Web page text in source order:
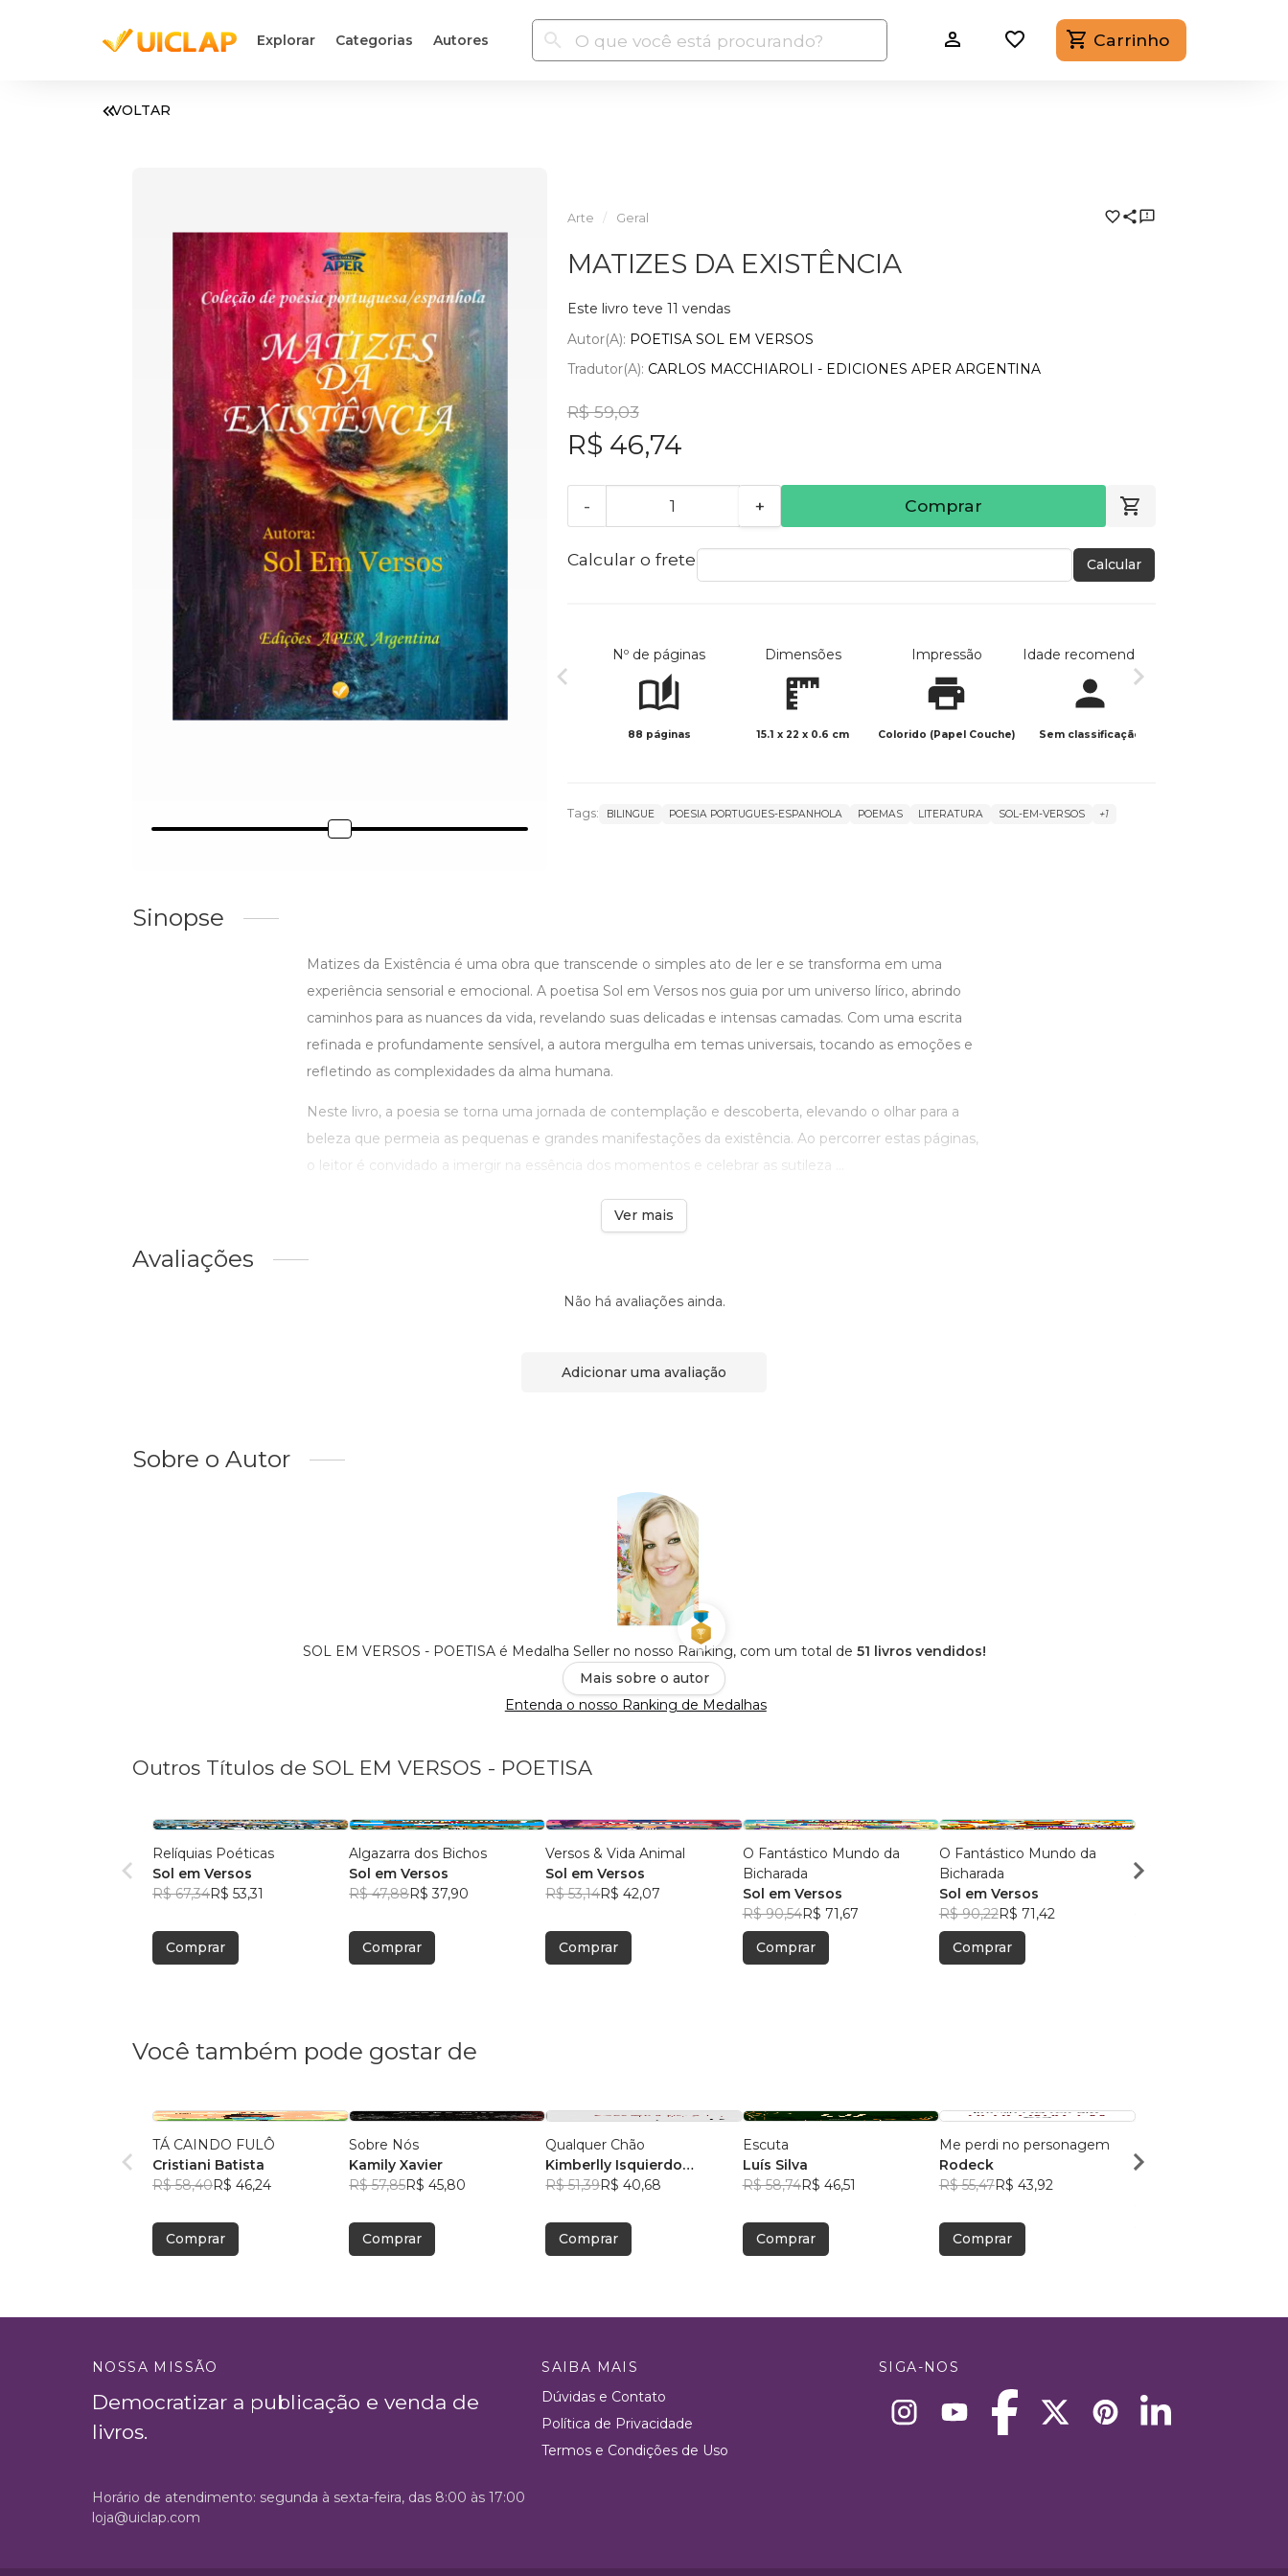
Explorar Categorias Autores Carrinho
VOLTAR
Arte Geral
MATIZES DA EXISTÊNCIA
Este livro teve 11 vendas
Autor(a): POETISA SOL EM VERSOS
Tradutor(a): CARLOS MACCHIAROLI - EDICIONES APER ARGENTINA
R$ 59,03
R$ 46,74
- + Comprar
Calcular o frete Calcular
Nº de páginas
88 páginas
Dimensões
15.1 x 22 x 0.6 cm
Impressão
Colorido (Papel Couche)
Idade recomendada
Sem classificação
Tags: BILINGUE POESIA PORTUGUES-ESPANHOLA POEMAS LITERATURA SOL-EM-VERSOS +1
Sinopse
Matizes da Existência é uma obra que transcende o simples ato de ler e se transforma em uma
experiência sensorial e emocional. A poetisa Sol em Versos nos guia por um universo lírico, abrindo
caminhos para as nuances da vida, revelando suas delicadas e intensas camadas. Com uma escrita
refinada e profundamente sensível, a autora mergulha em temas universais, tocando as emoções e
refletindo as complexidades da alma humana.
Neste livro, a poesia se torna uma jornada de contemplação e descoberta, elevando o olhar para a
beleza que permeia as pequenas e grandes manifestações da existência. Ao percorrer estas páginas,
o leitor é convidado a imergir na essência dos momentos e celebrar as sutileza ...
Ver mais
Avaliações
Não há avaliações ainda.
Adicionar uma avaliação
Sobre o Autor
SOL EM VERSOS - POETISA é Medalha Seller no nosso Ranking, com um total de 51 livros vendidos!
Mais sobre o autor
Entenda o nosso Ranking de Medalhas
Outros Títulos de SOL EM VERSOS - POETISA
Relíquias Poéticas
Sol em Versos
R$ 67,34R$ 53,31
Comprar
Algazarra dos Bichos
Sol em Versos
R$ 47,88R$ 37,90
Comprar
Versos & Vida Animal
Sol em Versos
R$ 53,14R$ 42,07
Comprar
O Fantástico Mundo da
Bicharada
Sol em Versos
R$ 90,54R$ 71,67
Comprar
O Fantástico Mundo da
Bicharada
Sol em Versos
R$ 90,22R$ 71,42
Comprar
Parque
Você também pode gostar de
TÁ CAINDO FULÔ
Cristiani Batista
R$ 58,40R$ 46,24
Comprar
Sobre Nós
Kamily Xavier
R$ 57,85R$ 45,80
Comprar
Qualquer Chão
Kimberlly Isquierdo
Bongalhardo
R$ 51,39R$ 40,68
Comprar
Escuta
Luís Silva
R$ 58,74R$ 46,51
Comprar
Me perdi no personagem
Rodeck
R$ 55,47R$ 43,92
Comprar
Silêncio
NOSSA MISSÃO
Democratizar a publicação e venda de
livros.
SAIBA MAIS
Dúvidas e Contato
Política de Privacidade
Termos e Condições de Uso
SIGA-NOS
Horário de atendimento: segunda à sexta-feira, das 8:00 às 17:00
loja@uiclap.com